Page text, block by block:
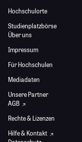
Hochschulorte
Studienplatzbörse
Über uns
Impressum
Für Hochschulen
Mediadaten
Unsere Partner
AGB
Rechte & Lizenzen
Hilfe & Kontakt